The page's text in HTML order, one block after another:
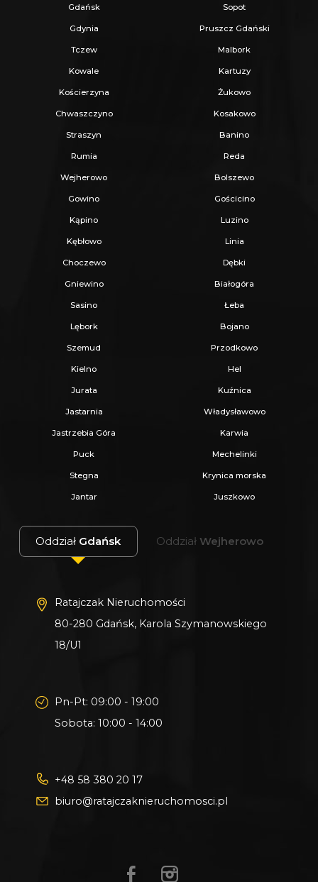
Gdańsk Sopot
Gdynia Pruszcz Gdański
Tczew Malbork
Kowale Kartuzy
Kościerzyna Żukowo
Chwaszczyno Kosakowo
Straszyn Banino
Rumia Reda
Wejherowo Bolszewo
Gowino Gościcino
Kąpino Luzino
Kębłowo Linia
Choczewo Dębki
Gniewino Białogóra
Sasino Łeba
Lębork Bojano
Szemud Przodkowo
Kielno Hel
Jurata Kuźnica
Jastarnia Władysławowo
Jastrzebia Góra Karwia
Puck Mechelinki
Stegna Krynica morska
Jantar Juszkowo
Oddział Gdańsk Oddział Wejherowo
Ratajczak Nieruchomości
80-280 Gdańsk, Karola Szymanowskiego
18/U1
Pn-Pt: 09:00 - 19:00
Sobota: 10:00 - 14:00
+48 58 380 20 17
biuro@ratajczaknieruchomosci.pl